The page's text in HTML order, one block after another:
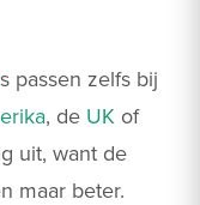
passen zelfs bij
, de UK of
uit, want de
maar beter.